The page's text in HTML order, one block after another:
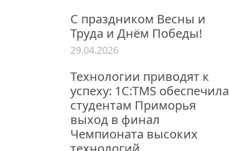
С праздником Весны и
Труда и Днём Победы!
29.04.2026
Технологии приводят к
успеху: 1С:TMS обеспечила
студентам Приморья
выход в финал
Чемпионата высоких